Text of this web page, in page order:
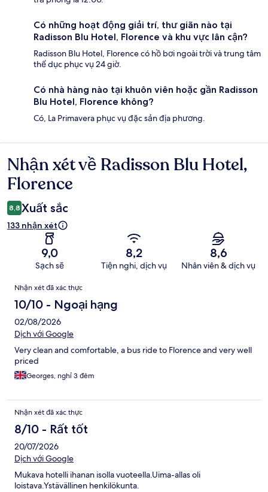
Có những hoạt động giải trí, thư giãn nào tại
Radisson Blu Hotel, Florence và khu vực lân cận?
Radisson Blu Hotel, Florence có hồ bơi ngoài trời và trung tâm
thể dục phục vụ 24 giờ.
Có nhà hàng nào tại khuôn viên hoặc gần Radisson
Blu Hotel, Florence không?
Có, La Primavera phục vụ đặc sản địa phương.
Nhận
xét
Nhận xét về Radisson Blu Hotel,
Florence
8,8 Xuất sắc
133 nhận xét
9,0
Sạch sẽ
8,2
Tiện nghi, dịch vụ
8,6
Nhân viên & dịch vụ
Nhận
xét
Nhận xét đã xác thực
10/10 - Ngoại hạng
02/08/2026
Dịch với Google
Very clean and comfortable, a bus ride to Florence and very well
priced
Georges, nghỉ 3 đêm
Nhận xét đã xác thực
8/10 - Rất tốt
20/07/2026
Dịch với Google
Mukava hotelli ihanan isolla vuoteella.Uima-allas oli
loistava.Ystävällinen henkilökunta.